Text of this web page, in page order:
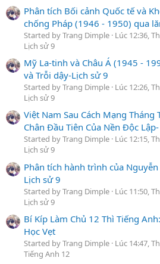
Phân tích Bối cảnh Quốc tế và
chống Pháp (1946 - 1950) qua
Started by Trang Dimple Lúc 12:36,
Lịch sử 9
Mỹ La-tinh và Châu Á (1945 -
và Trỗi dậy-Lịch sử 9
Started by Trang Dimple Lúc 12:26,
Lịch sử 9
Việt Nam Sau Cách Mạng
Chân Đầu Tiên Của Nền Độc
Started by Trang Dimple Lúc 12:15,
Lịch sử 9
Phân tích hành trình của
Lịch sử 9
Started by Trang Dimple Lúc 11:50,
Lịch sử 9
Bí Kíp Làm Chủ 12 Thì Tiếng
Học Vẹt
Started by Trang Dimple Lúc 14:47,
Tiếng Anh 12